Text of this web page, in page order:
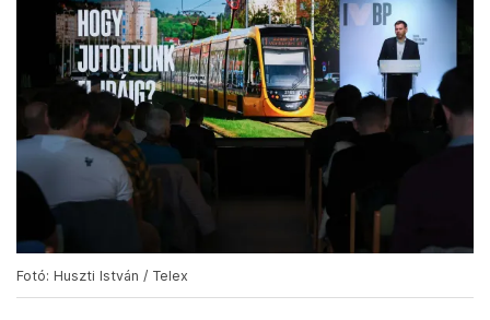
Fotó: Huszti István / Telex